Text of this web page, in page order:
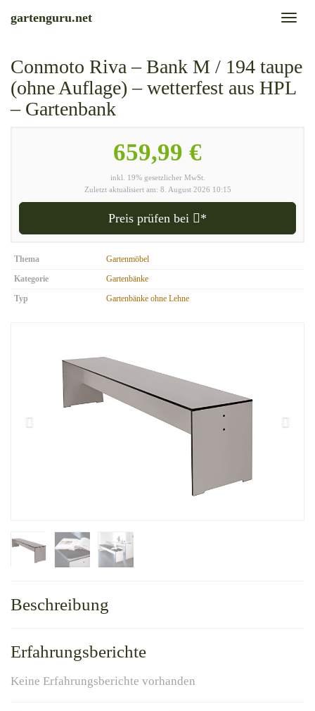
Toggle
gartenguru.net
Conmoto Riva – Bank M / 194 taupe
(ohne Auflage) – wetterfest aus HPL
– Gartenbank
659,99 €
inkl. 19% gesetzlicher MwSt.
Zuletzt aktualisiert am: 8. August 2026 10:15
Preis prüfen bei *
Thema
Gartenmöbel
Kategorie
Gartenbänke
Typ
Gartenbänke ohne Lehne
Beschreibung
Erfahrungsberichte
Keine Erfahrungsberichte vorhanden